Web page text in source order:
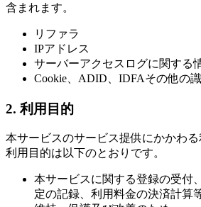
含まれます。
リファラ
IPアドレス
サーバーアクセスログに関する
Cookie、ADID、IDFAその他の
2. 利用目的
本サービスのサービス提供にかかわ
利用目的は以下のとおりです。
本サービスに関する登録の受付
定の記録、利用料金の決済計算